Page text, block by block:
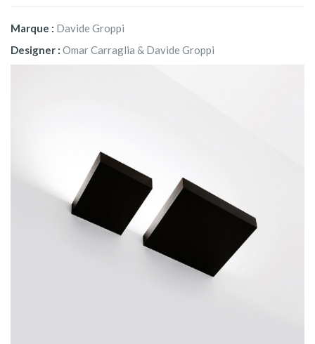
Marque : Davide Groppi
Designer : Omar Carraglia & Davide Groppi